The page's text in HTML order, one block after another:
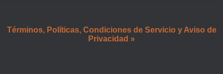
Términos, Políticas, Condiciones de Servicio y Aviso de
Privacidad »